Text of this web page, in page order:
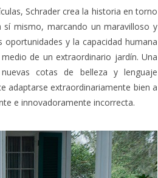
Schrader crea la historia en torno
mismo, marcando un maravilloso y
y la capacidad humana
de un extraordinario jardín. Una
cotas de belleza y lenguaje
adaptarse extraordinariamente bien a
e innovadoramente incorrecta.